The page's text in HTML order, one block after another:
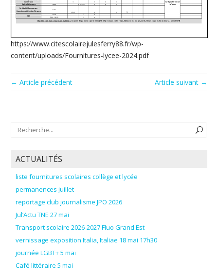
https://www.citescolairejulesferry88.fr/wp-
content/uploads/Fournitures-lycee-2024.pdf
← Article précédent Article suivant →
ACTUALITÉS
liste fournitures scolaires collège et lycée
permanences juillet
reportage club journalisme JPO 2026
Jul’Actu TNE 27 mai
Transport scolaire 2026-2027 Fluo Grand Est
vernissage exposition Italia, Italiae 18 mai 17h30
journée LGBT+ 5 mai
Café littéraire 5 mai